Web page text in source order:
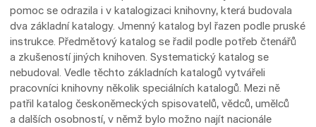
pomoc se odrazila i v katalogizaci knihovny, která budovala
dva základní katalogy. Jmenný katalog byl řazen podle pruské
instrukce. Předmětový katalog se řadil podle potřeb čtenářů
a zkušeností jiných knihoven. Systematický katalog se
nebudoval. Vedle těchto základních katalogů vytvářeli
pracovníci knihovny několik speciálních katalogů. Mezi ně
patřil katalog českoněmeckých spisovatelů, vědců, umělců
a dalších osobností, v němž bylo možno najít nacionále